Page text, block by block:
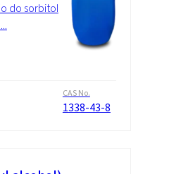
do sorbitol
CAS No.
1338-43-8